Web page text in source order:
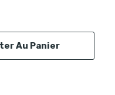
Au Panier